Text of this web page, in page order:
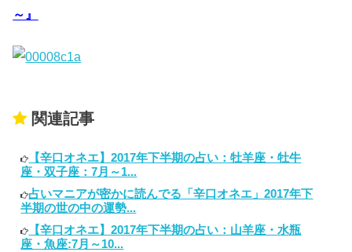
～』
関連記事
【辛口オネエ】2017年下半期の占い：牡羊座・牡牛
座・双子座：7月～1...
占いマニアが密かに読んでる「辛口オネエ」2017年下
半期の世の中の運勢...
【辛口オネエ】2017年下半期の占い：山羊座・水瓶
座・魚座:7月～10...